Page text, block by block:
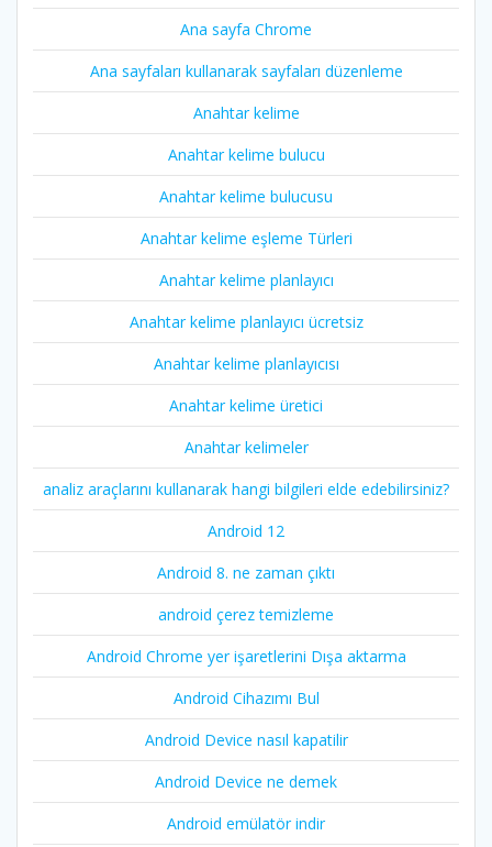
Ana sayfa Chrome
Ana sayfaları kullanarak sayfaları düzenleme
Anahtar kelime
Anahtar kelime bulucu
Anahtar kelime bulucusu
Anahtar kelime eşleme Türleri
Anahtar kelime planlayıcı
Anahtar kelime planlayıcı ücretsiz
Anahtar kelime planlayıcısı
Anahtar kelime üretici
Anahtar kelimeler
analiz araçlarını kullanarak hangi bilgileri elde edebilirsiniz?
Android 12
Android 8. ne zaman çıktı
android çerez temizleme
Android Chrome yer işaretlerini Dışa aktarma
Android Cihazımı Bul
Android Device nasıl kapatilir
Android Device ne demek
Android emülatör indir